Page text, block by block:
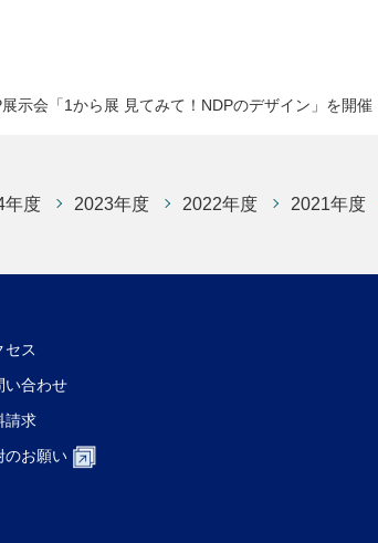
展示会「1から展 見てみて！NDPのデザイン」を開催
年度 2023年度 2022年度 2021年度
セス
い合わせ
請求
のお願い